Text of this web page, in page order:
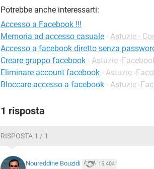
Potrebbe anche interessarti:
Accesso a Facebook !!!
Memoria ad accesso casuale - Astuzie -
Accesso a facebook diretto senza
Creare gruppo facebook - Astuzie -
Eliminare account facebook - Astuzie -
Bloccare accesso a facebook - Astuzie -
1 risposta
RISPOSTA 1 / 1
Noureddine Bouzidi 15.404